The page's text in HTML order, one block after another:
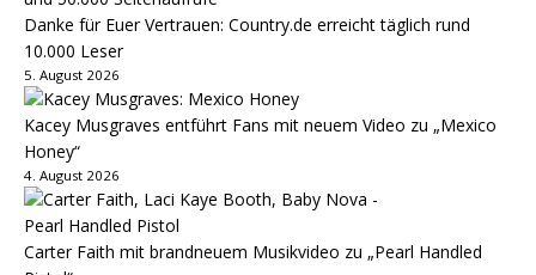
Danke für Euer Vertrauen: Country.de erreicht täglich rund
10.000 Leser
5. August 2026
Kacey Musgraves entführt Fans mit neuem Video zu „Mexico
Honey“
4. August 2026
Carter Faith mit brandneuem Musikvideo zu „Pearl Handled